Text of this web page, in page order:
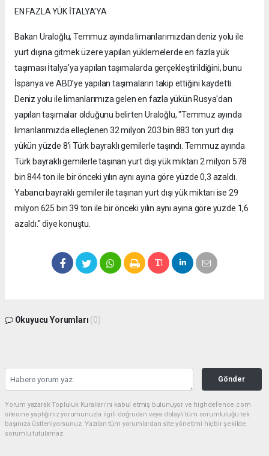
EN FAZLA YÜK İTALYA'YA
Bakan Uraloğlu, Temmuz ayında limanlarımızdan deniz yolu ile
yurt dışına gitmek üzere yapılan yüklemelerde en fazla yük
taşıması İtalya'ya yapılan taşımalarda gerçekleştirildiğini, bunu
İspanya ve ABD’ye yapılan taşımaların takip ettiğini kaydetti.
Deniz yolu ile limanlarımıza gelen en fazla yükün Rusya'dan
yapılan taşımalar olduğunu belirten Uraloğlu, "Temmuz ayında
limanlarımızda elleçlenen 32 milyon 203 bin 883 ton yurt dışı
yükün yüzde 8’i Türk bayraklı gemilerle taşındı. Temmuz ayında
Türk bayraklı gemilerle taşınan yurt dışı yük miktarı 2 milyon 578
bin 844 ton ile bir önceki yılın aynı ayına göre yüzde 0,3 azaldı.
Yabancı bayraklı gemiler ile taşınan yurt dışı yük miktarı ise 29
milyon 625 bin 39 ton ile bir önceki yılın aynı ayına göre yüzde 1,6
azaldı." diye konuştu.
Okuyucu Yorumları (0)
Gönder
Yorum yazarak Topluluk Kuralları’nı kabul etmiş bulunuyor ve highdefence.com
sitesine yaptığınız yorumunuzla ilgili doğrudan veya dolaylı tüm sorumluluğu tek
başınıza üstleniyorsunuz. Yazılan tüm yorumlardan site yönetimi hiçbir şekilde
sorumlu tutulamaz.